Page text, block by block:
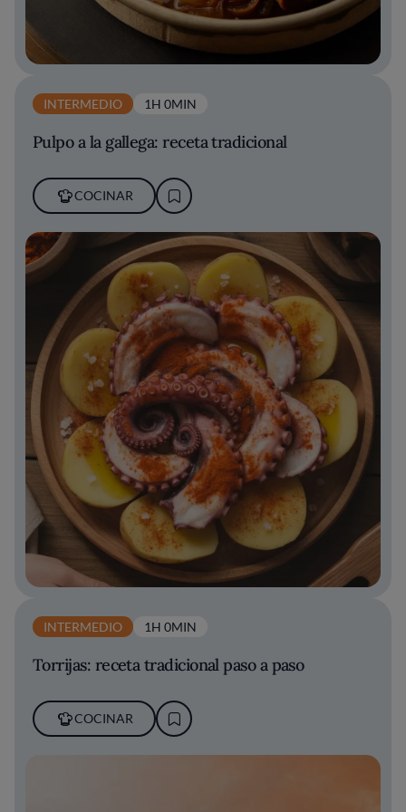
INTERMEDIO 1H 0MIN
Pulpo a la gallega: receta tradicional
COCINAR
INTERMEDIO 1H 0MIN
Torrijas: receta tradicional paso a paso
COCINAR